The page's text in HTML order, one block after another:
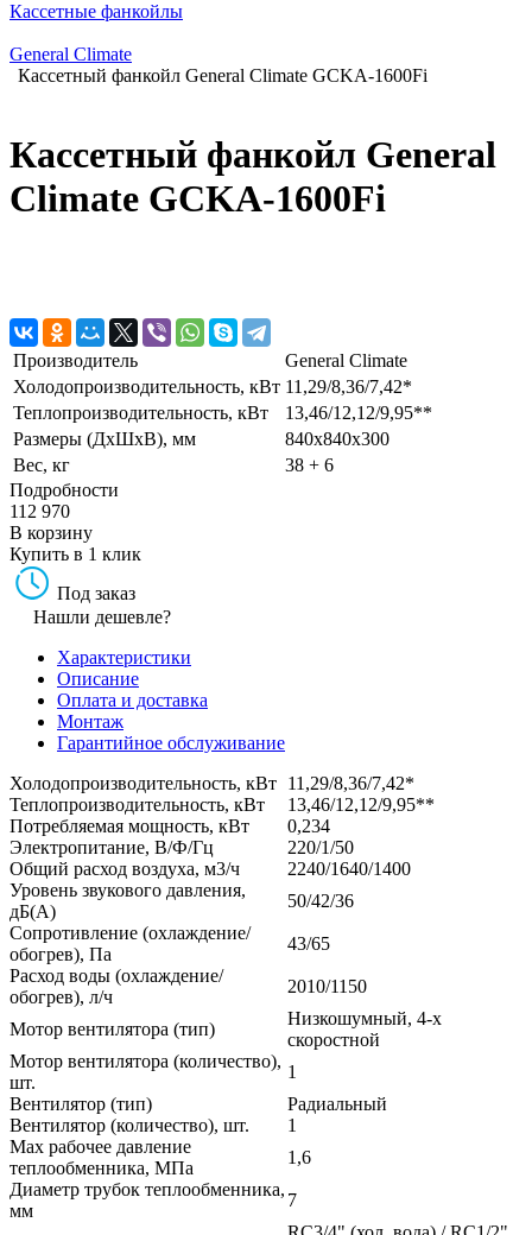
Кассетные фанкойлы
General Climate
Кассетный фанкойл General Climate GCKA-1600Fi
Кассетный фанкойл General
Climate GCKA-1600Fi
Производитель
General Climate
Холодопроизводительность, кВт 11,29/8,36/7,42*
Теплопроизводительность, кВт
13,46/12,12/9,95**
Размеры (ДхШхВ), мм
840x840x300
Вес, кг
38 + 6
Подробности
112 970
В корзину
Купить в 1 клик
Под заказ
Нашли дешевле?
Характеристики
Описание
Оплата и доставка
Монтаж
Гарантийное обслуживание
Холодопроизводительность, кВт 11,29/8,36/7,42*
Теплопроизводительность, кВт
13,46/12,12/9,95**
Потребляемая мощность, кВт
0,234
Электропитание, В/Ф/Гц
220/1/50
Общий расход воздуха, м3/ч
2240/1640/1400
Уровень звукового давления,
дБ(А)
50/42/36
Сопротивление (охлаждение/
обогрев), Па
43/65
Расход воды (охлаждение/
обогрев), л/ч
2010/1150
Мотор вентилятора (тип)
Низкошумный, 4-х
скоростной
Мотор вентилятора (количество),
шт.
1
Вентилятор (тип)
Радиальный
Вентилятор (количество), шт.
1
Max рабочее давление
теплообменника, МПа
1,6
Диаметр трубок теплообменника,
мм
7